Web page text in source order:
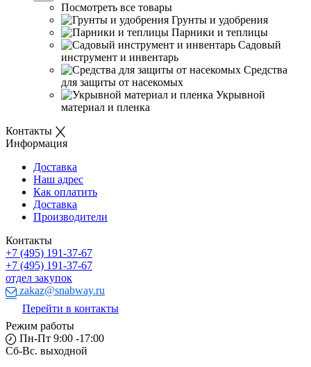
Посмотреть все товары
Грунты и удобрения
Парники и теплицы
Садовый
инструмент и инвентарь
Средства
для защиты от насекомых
Укрывной
материал и пленка
Контакты
Информация
Доставка
Наш адрес
Как оплатить
Доставка
Производители
Контакты
+7 (495) 191-37-67
+7 (495) 191-37-67
отдел закупок
zakaz@snabway.ru
Перейти в контакты
Режим работы
Пн-Пт 9:00 -17:00
Сб-Вс. выходной